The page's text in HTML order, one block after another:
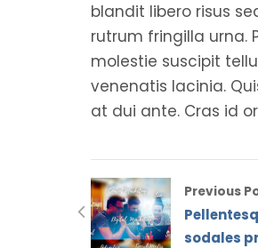
blandit libero risus
rutrum fringilla urna.
molestie suscipit
venenatis lacinia.
at dui ante. Cras id
Previous
sodales